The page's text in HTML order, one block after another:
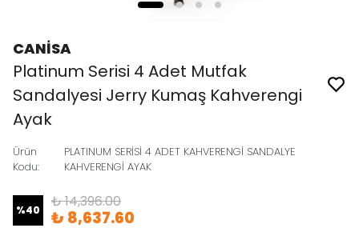
CANİSA
Platinum Serisi 4 Adet Mutfak
Sandalyesi Jerry Kumaş Kahverengi
Ayak
Ürün
Kodu:
PLATINUM SERİSİ 4 ADET KAHVERENGİ SANDALYE
KAHVERENGİ AYAK
%40 ₺ 14,396.00
₺ 8,637.60